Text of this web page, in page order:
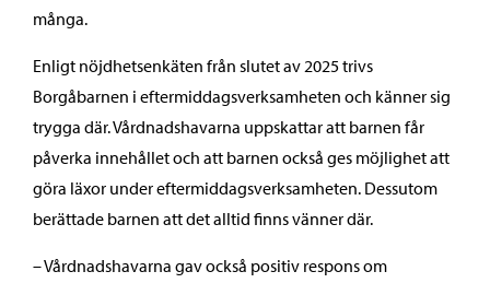
många.
Enligt nöjdhetsenkäten från slutet av 2025 trivs
Borgåbarnen i eftermiddagsverksamheten och känner sig
trygga där. Vårdnadshavarna uppskattar att barnen får
påverka innehållet och att barnen också ges möjlighet att
göra läxor under eftermiddagsverksamheten. Dessutom
berättade barnen att det alltid finns vänner där.
– Vårdnadshavarna gav också positiv respons om